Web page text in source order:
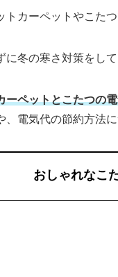
カーペットやこた
冬の寒さ対策をして
ーペットとこたつの
電気代の節約方法
おしゃれなこ